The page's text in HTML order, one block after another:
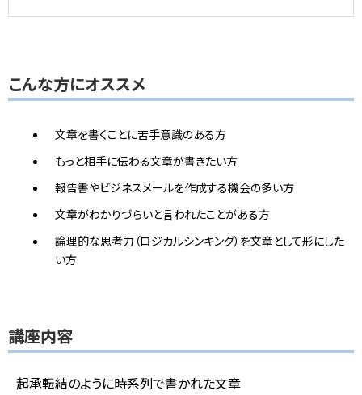
こんな方にオススメ
文章を書くことに苦手意識のある方
もっと相手に伝わる文章が書きたい方
報告書やビジネスメールを作成する機会の多い方
文章がわかりづらいと言われたことがある方
論理的な思考力（ロジカルシンキング）を文章として形にした
い方
講座内容
起承転結のように時系列で書かれた文章